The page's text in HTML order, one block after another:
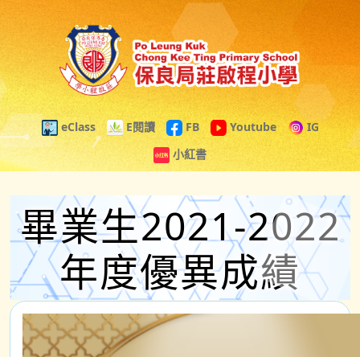
eClass E閱讀 FB Youtube
IG
小紅書
畢業生2021-2022
年度優異成績